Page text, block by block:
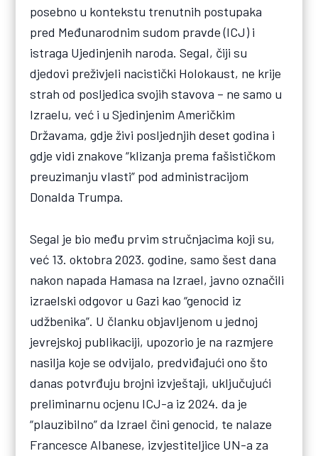
posebno u kontekstu trenutnih postupaka
pred Međunarodnim sudom pravde (ICJ) i
istraga Ujedinjenih naroda. Segal, čiji su
djedovi preživjeli nacistički Holokaust, ne krije
strah od posljedica svojih stavova – ne samo u
Izraelu, već i u Sjedinjenim Američkim
Državama, gdje živi posljednjih deset godina i
gdje vidi znakove “klizanja prema fašističkom
preuzimanju vlasti” pod administracijom
Donalda Trumpa.
Segal je bio među prvim stručnjacima koji su,
već 13. oktobra 2023. godine, samo šest dana
nakon napada Hamasa na Izrael, javno označili
izraelski odgovor u Gazi kao “genocid iz
udžbenika”. U članku objavljenom u jednoj
jevrejskoj publikaciji, upozorio je na razmjere
nasilja koje se odvijalo, predviđajući ono što
danas potvrđuju brojni izvještaji, uključujući
preliminarnu ocjenu ICJ-a iz 2024. da je
“plauzibilno” da Izrael čini genocid, te nalaze
Francesce Albanese, izvjestiteljice UN-a za